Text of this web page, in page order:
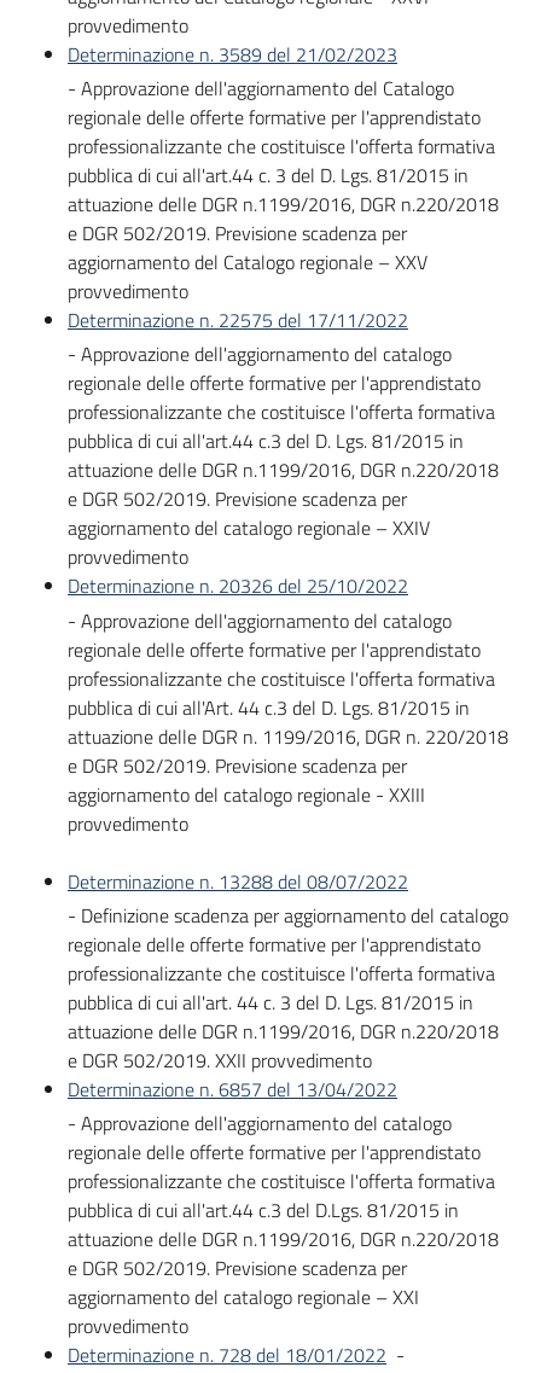
provvedimento
Determinazione n. 3589 del 21/02/2023
- Approvazione dell'aggiornamento del Catalogo
regionale delle offerte formative per l'apprendistato
professionalizzante che costituisce l'offerta formativa
pubblica di cui all'art.44 c. 3 del D. Lgs. 81/2015 in
attuazione delle DGR n.1199/2016, DGR n.220/2018
e DGR 502/2019. Previsione scadenza per
aggiornamento del Catalogo regionale – XXV
provvedimento
Determinazione n. 22575 del 17/11/2022
- Approvazione dell'aggiornamento del catalogo
regionale delle offerte formative per l'apprendistato
professionalizzante che costituisce l'offerta formativa
pubblica di cui all'art.44 c.3 del D. Lgs. 81/2015 in
attuazione delle DGR n.1199/2016, DGR n.220/2018
e DGR 502/2019. Previsione scadenza per
aggiornamento del catalogo regionale – XXIV
provvedimento
Determinazione n. 20326 del 25/10/2022
- Approvazione dell'aggiornamento del catalogo
regionale delle offerte formative per l'apprendistato
professionalizzante che costituisce l'offerta formativa
pubblica di cui all'Art. 44 c.3 del D. Lgs. 81/2015 in
attuazione delle DGR n. 1199/2016, DGR n. 220/2018
e DGR 502/2019. Previsione scadenza per
aggiornamento del catalogo regionale - XXIII
provvedimento
Determinazione n. 13288 del 08/07/2022
- Definizione scadenza per aggiornamento del catalogo
regionale delle offerte formative per l'apprendistato
professionalizzante che costituisce l'offerta formativa
pubblica di cui all'art. 44 c. 3 del D. Lgs. 81/2015 in
attuazione delle DGR n.1199/2016, DGR n.220/2018
e DGR 502/2019. XXII provvedimento
Determinazione n. 6857 del 13/04/2022
- Approvazione dell'aggiornamento del catalogo
regionale delle offerte formative per l'apprendistato
professionalizzante che costituisce l'offerta formativa
pubblica di cui all'art.44 c.3 del D.Lgs. 81/2015 in
attuazione delle DGR n.1199/2016, DGR n.220/2018
e DGR 502/2019. Previsione scadenza per
aggiornamento del catalogo regionale – XXI
provvedimento
Determinazione n. 728 del 18/01/2022 -